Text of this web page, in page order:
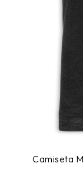
Camiseta